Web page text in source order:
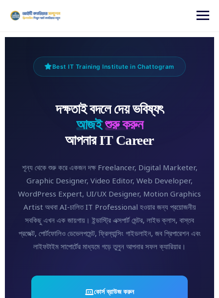
Best IT Training Institute in Chattogram
দক্ষতাই বদলে দেয় ভবিষ্যৎ
আজই শুরু করুন
আপনার IT Career
শূন্য থেকে শুরু করে একজন দক্ষ Freelancer, Digital Marketer,
Graphic Designer, Video Editor, Web Developer,
WordPress Expert, UI/UX Designer, Motion Graphics
Artist অথবা AI-চালিত IT Professional হওয়ার জন্য প্রয়োজনীয়
সবকিছু এখন এক জায়গায়। ইন্ডাস্ট্রি এক্সপার্ট মেন্টর, লাইভ ক্লাস, বাস্তব
প্রজেক্ট, পোর্টফোলিও ডেভেলপমেন্ট, ফ্রিল্যান্সিং গাইডলাইন, জব প্রিপারেশন এবং
লাইফটাইম সাপোর্টের মাধ্যমে গড়ে তুলুন আপনার সফল ক্যারিয়ার।
কোর্স ব্রাউজ করুন